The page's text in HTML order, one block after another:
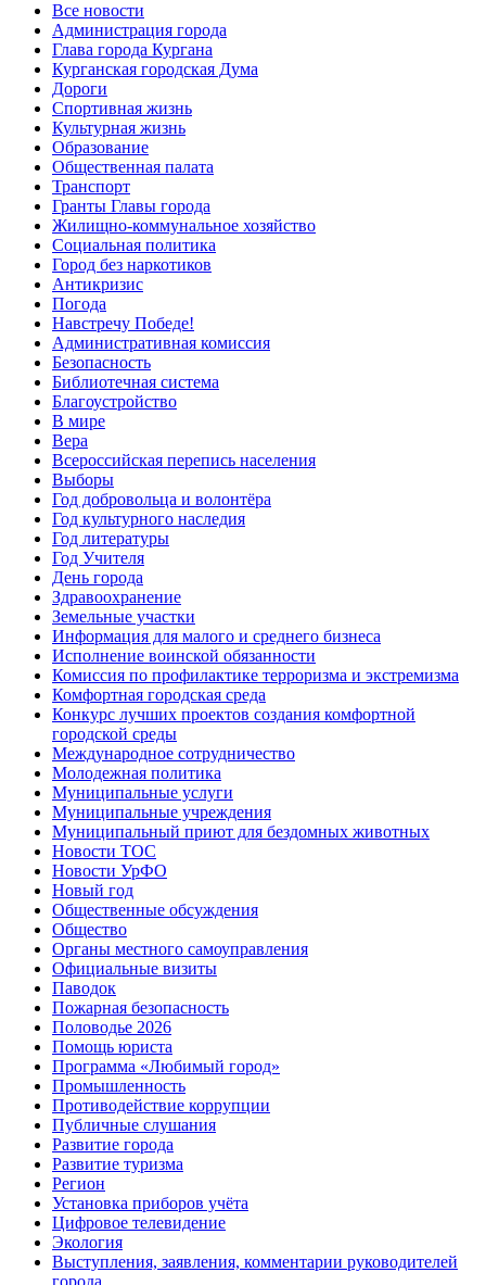
Все новости
Администрация города
Глава города Кургана
Курганская городская Дума
Дороги
Спортивная жизнь
Культурная жизнь
Образование
Общественная палата
Транспорт
Гранты Главы города
Жилищно-коммунальное хозяйство
Социальная политика
Город без наркотиков
Антикризис
Погода
Навстречу Победе!
Административная комиссия
Безопасность
Библиотечная система
Благоустройство
В мире
Вера
Всероссийская перепись населения
Выборы
Год добровольца и волонтёра
Год культурного наследия
Год литературы
Год Учителя
День города
Здравоохранение
Земельные участки
Информация для малого и среднего бизнеса
Исполнение воинской обязанности
Комиссия по профилактике терроризма и экстремизма
Комфортная городская среда
Конкурс лучших проектов создания комфортной
городской среды
Международное сотрудничество
Молодежная политика
Муниципальные услуги
Муниципальные учреждения
Муниципальный приют для бездомных животных
Новости ТОС
Новости УрФО
Новый год
Общественные обсуждения
Общество
Органы местного самоуправления
Официальные визиты
Паводок
Пожарная безопасность
Половодье 2026
Помощь юриста
Программа «Любимый город»
Промышленность
Противодействие коррупции
Публичные слушания
Развитие города
Развитие туризма
Регион
Установка приборов учёта
Цифровое телевидение
Экология
Выступления, заявления, комментарии руководителей